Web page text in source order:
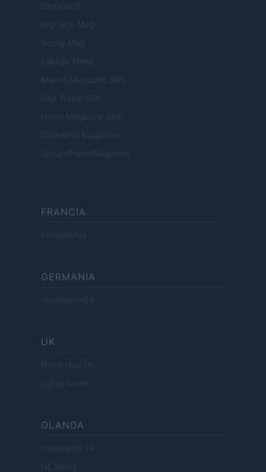
Gameland
Hig Tech Mag
Scoop Mag
Lgbtqia News
Motors Magazine 365
Day Travel 365
Home Magazine 365
Cineverse Magazine
SecondHomeMagazine
FRANCIA
InvestirMag
GERMANIA
Investieren24
UK
News Hub UK
Lgbtq News
OLANDA
Investeren 24
NL Newz